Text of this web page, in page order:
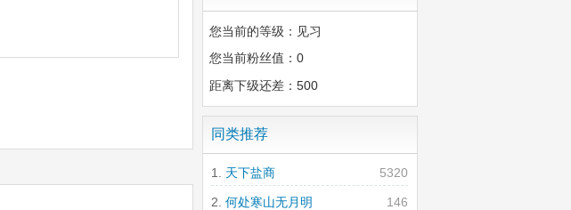
您当前的等级：见习
您当前粉丝值：0
距离下级还差：500
同类推荐
5320
天下盐商
146
何处寒山无月明